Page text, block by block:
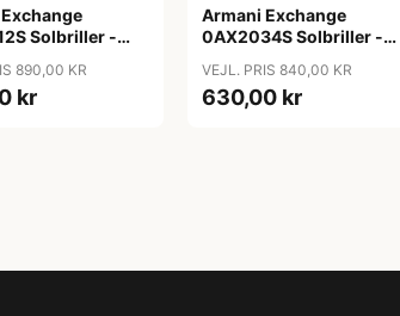
Solbriller -
890,00 KR
kr
Armani Exchange
0AX2034S Solbriller -
VEJL. PRIS 840,00 KR
630,00 kr